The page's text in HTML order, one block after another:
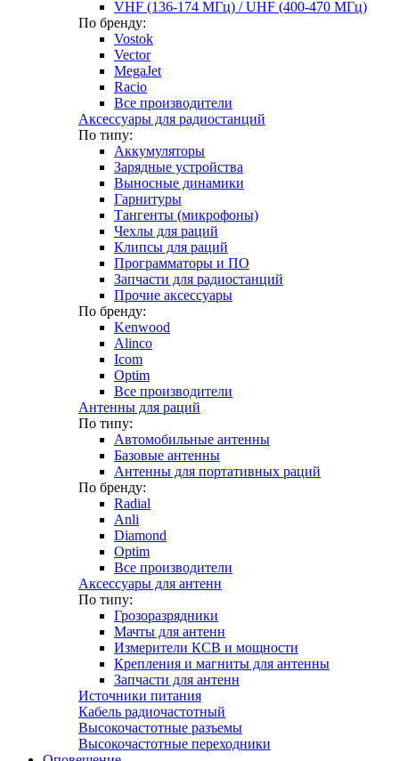
VHF (136-174 МГц) / UHF (400-470 МГц)
По бренду:
Vostok
Vector
MegaJet
Racio
Все производители
Аксессуары для радиостанций
По типу:
Аккумуляторы
Зарядные устройства
Выносные динамики
Гарнитуры
Тангенты (микрофоны)
Чехлы для раций
Клипсы для раций
Программаторы и ПО
Запчасти для радиостанций
Прочие аксессуары
По бренду:
Kenwood
Alinco
Icom
Optim
Все производители
Антенны для раций
По типу:
Автомобильные антенны
Базовые антенны
Антенны для портативных раций
По бренду:
Radial
Anli
Diamond
Optim
Все производители
Аксессуары для антенн
По типу:
Грозоразрядники
Мачты для антенн
Измерители КСВ и мощности
Крепления и магниты для антенны
Запчасти для антенн
Источники питания
Кабель радиочастотный
Высокочастотные разъемы
Высокочастотные переходники